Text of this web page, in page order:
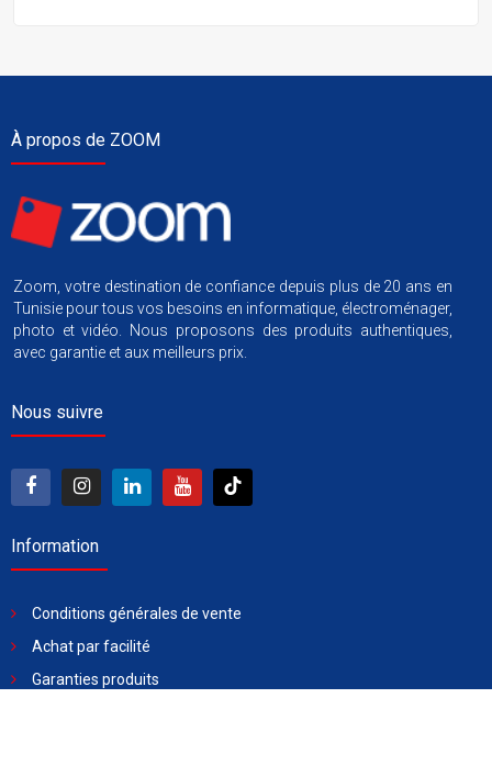
À propos de ZOOM
Zoom, votre destination de confiance depuis plus de 20 ans en
Tunisie pour tous vos besoins en informatique, électroménager,
photo et vidéo. Nous proposons des produits authentiques,
avec garantie et aux meilleurs prix.
Nous suivre
Information
Conditions générales de vente
Achat par facilité
Garanties produits